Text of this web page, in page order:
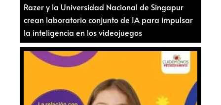
Razer y la Universidad Nacional de Singapur
crean laboratorio conjunto de IA para impulsar
la inteligencia en los videojuegos